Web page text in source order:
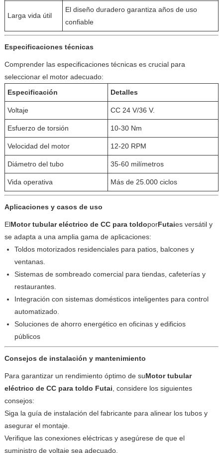
Larga vida útil
El diseño duradero garantiza años de uso
confiable
Especificaciones técnicas
Comprender las especificaciones técnicas es crucial para
seleccionar el motor adecuado:
Especificación
Detalles
Voltaje CC 24 V/36 V.
Esfuerzo de torsión 10-30 Nm
Velocidad del motor 12-20 RPM
Diámetro del tubo 35-60 milímetros
Vida operativa Más de 25.000 ciclos
Aplicaciones y casos de uso
ElMotor tubular eléctrico de CC para toldoporFutaies versátil y
se adapta a una amplia gama de aplicaciones:
Toldos motorizados residenciales para patios, balcones y
ventanas.
Sistemas de sombreado comercial para tiendas, cafeterías y
restaurantes.
Integración con sistemas domésticos inteligentes para control
automatizado.
Soluciones de ahorro energético en oficinas y edificios
públicos
Consejos de instalación y mantenimiento
Para garantizar un rendimiento óptimo de suMotor tubular
eléctrico de CC para toldo Futai , considere los siguientes
consejos:
Siga la guía de instalación del fabricante para alinear los tubos y
asegurar el montaje.
Verifique las conexiones eléctricas y asegúrese de que el
suministro de voltaje sea adecuado.